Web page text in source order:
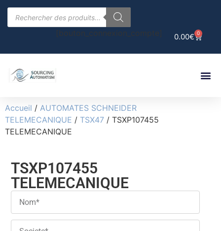
0.00€ 0
[bouton_connexion_compte]
Accueil / AUTOMATES SCHNEIDER
TELEMECANIQUE / TSX47 / TSXP107455
TELEMECANIQUE
TSXP107455
TELEMECANIQUE